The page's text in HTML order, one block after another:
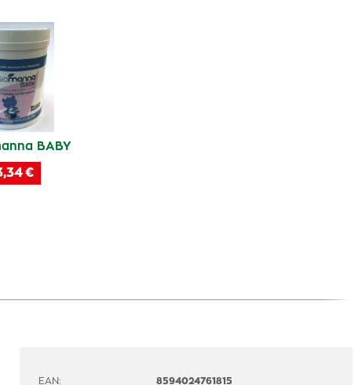
BABY
€
EAN: 8594024761815